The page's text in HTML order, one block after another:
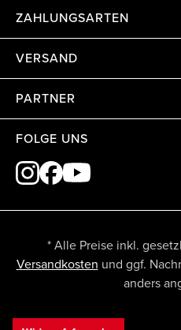
ZAHLUNGSARTEN
VERSAND
PARTNER
FOLGE UNS
* Alle Preise inkl.
Versandkosten und ggf.
anders